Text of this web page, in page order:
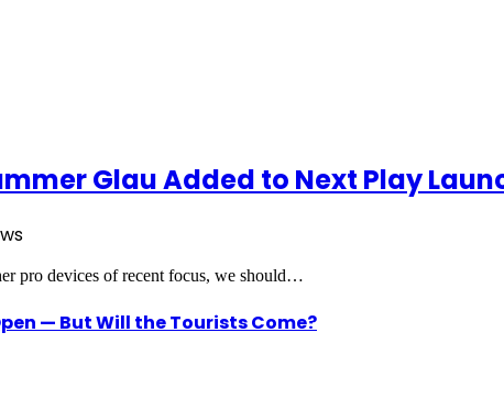
Glau Added to Next Play
pro devices of recent focus, we should…
— But Will the Tourists Come?